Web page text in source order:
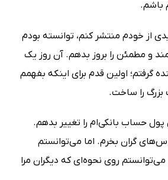
باشم.
از خودم منتشر کنم، توانسته بودم
و مطمئن را بروز بدهم. آن روز یک
گرفتم؛ اولین قدم برای اینکه بفهمم
را ساخت.
حساب بانکی‌ام را تغییر بدهم.
گران بخرم. اما می‌توانستم
روی نحوه‌ای که دیگران مرا